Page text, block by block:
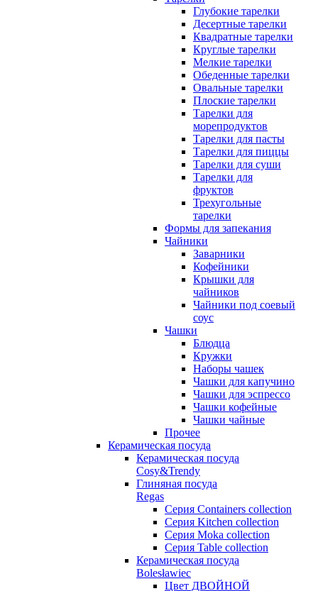
Глубокие тарелки
Десертные тарелки
Квадратные тарелки
Круглые тарелки
Мелкие тарелки
Обеденные тарелки
Овальные тарелки
Плоские тарелки
Тарелки для
морепродуктов
Тарелки для пасты
Тарелки для пиццы
Тарелки для суши
Тарелки для
фруктов
Трехугольные
тарелки
Формы для запекания
Чайники
Заварники
Кофейники
Крышки для
чайников
Чайники под соевый
соус
Чашки
Блюдца
Кружки
Наборы чашек
Чашки для капучино
Чашки для эспрессо
Чашки кофейные
Чашки чайные
Прочее
Керамическая посуда
Керамическая посуда
Cosy&Trendy
Глиняная посуда
Regas
Серия Containers collection
Серия Kitchen collection
Серия Moka collection
Серия Table collection
Керамическая посуда
Bolesławiec
Цвет ДВОЙНОЙ